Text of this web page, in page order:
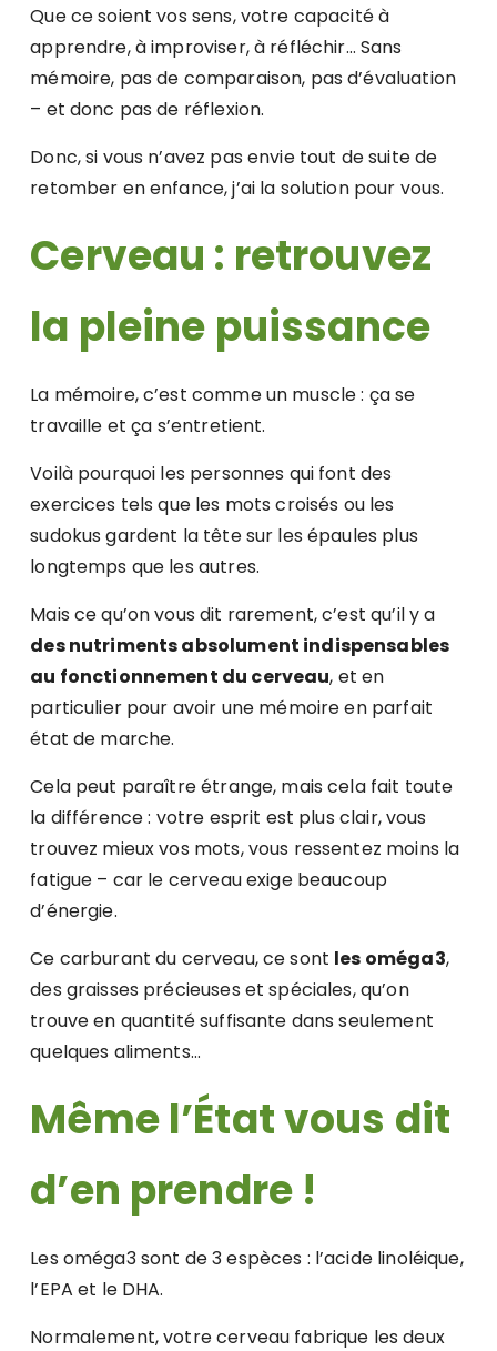
Que ce soient vos sens, votre capacité à
apprendre, à improviser, à réfléchir… Sans
mémoire, pas de comparaison, pas d’évaluation
– et donc pas de réflexion.
Donc, si vous n’avez pas envie tout de suite de
retomber en enfance, j’ai la solution pour vous.
Cerveau : retrouvez
la pleine puissance
La mémoire, c’est comme un muscle : ça se
travaille et ça s’entretient.
Voilà pourquoi les personnes qui font des
exercices tels que les mots croisés ou les
sudokus gardent la tête sur les épaules plus
longtemps que les autres.
Mais ce qu’on vous dit rarement, c’est qu’il y a
des nutriments absolument indispensables
au fonctionnement du cerveau, et en
particulier pour avoir une mémoire en parfait
état de marche.
Cela peut paraître étrange, mais cela fait toute
la différence : votre esprit est plus clair, vous
trouvez mieux vos mots, vous ressentez moins la
fatigue – car le cerveau exige beaucoup
d’énergie.
Ce carburant du cerveau, ce sont les oméga3,
des graisses précieuses et spéciales, qu’on
trouve en quantité suffisante dans seulement
quelques aliments…
Même l’État vous dit
d’en prendre !
Les oméga3 sont de 3 espèces : l’acide linoléique,
l’EPA et le DHA.
Normalement, votre cerveau fabrique les deux